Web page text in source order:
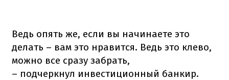
Ведь опять же, если вы начинаете это
делать – вам это нравится. Ведь это клево,
можно все сразу забрать,
– подчеркнул инвестиционный банкир.